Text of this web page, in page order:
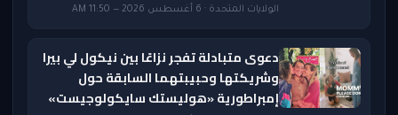
الولايات المتحدة · 6 أغسطس 2026 — 11:50 AM
دعوى متبادلة تفجر نزاعًا بين نيكول لي بيرا
وشريكتها وحبيبتهما السابقة حول
إمبراطورية «هوليستك سايكولوجيست»